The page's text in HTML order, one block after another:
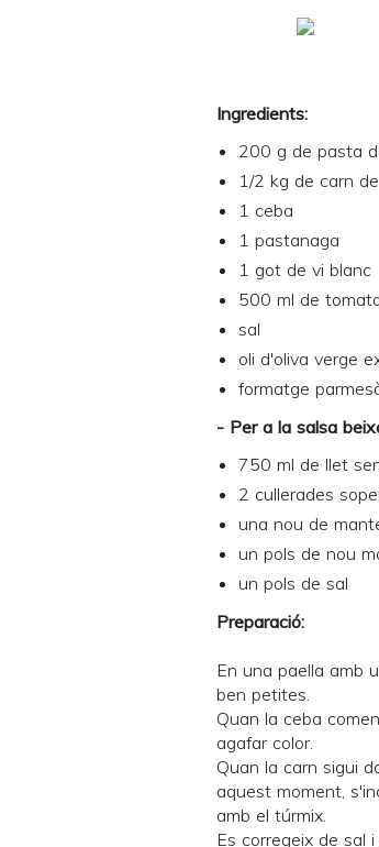
Ingredients:
200 g de pasta
1/2 kg de carn
1 ceba
1 pastanaga
1 got de vi blanc
500 ml de
sal
oli d'oliva verge
formatge
- Per a la salsa
750 ml de llet
2 cullerades
una nou de
un pols de nou
un pols de sal
Preparació:
En una paella amb
ben petites.
Quan la ceba
agafar color.
Quan la carn sigui
aquest moment,
amb el túrmix.
Es corregeix de sal